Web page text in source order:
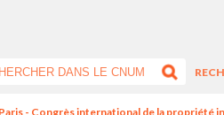
- Congrès international de la propriété